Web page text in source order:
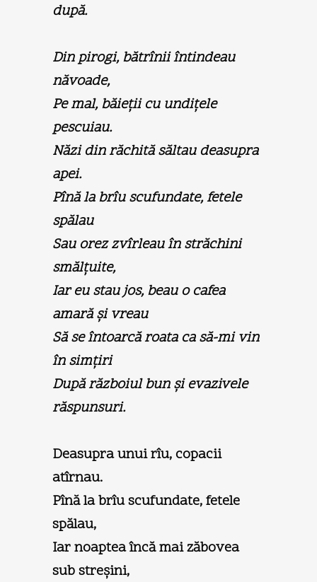
după.
Din pirogi, bătrînii întindeau
năvoade,
Pe mal, băieţii cu undiţele
pescuiau.
Năzi din răchită săltau deasupra
apei.
Pînă la brîu scufundate, fetele
spălau
Sau orez zvîrleau în străchini
smălţuite,
Iar eu stau jos, beau o cafea
amară şi vreau
Să se întoarcă roata ca să-mi vin
în simţiri
După războiul bun şi evazivele
răspunsuri.
Deasupra unui rîu, copacii
atîrnau.
Pînă la brîu scufundate, fetele
spălau,
Iar noaptea încă mai zăbovea
sub streşini,